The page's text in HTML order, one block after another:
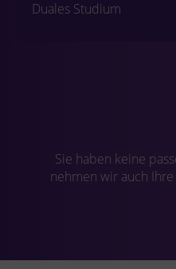
Duales Studium
Sie haben keine
nehmen wir auch Ihre